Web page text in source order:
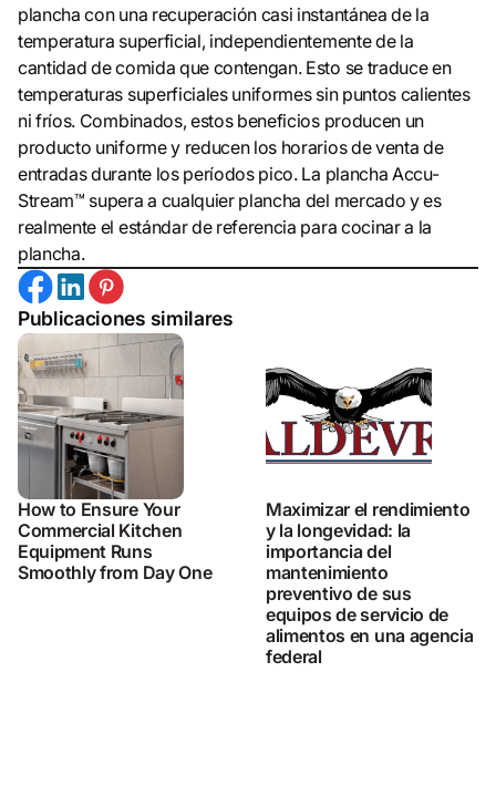
plancha con una recuperación casi instantánea de la
temperatura superficial, independientemente de la
cantidad de comida que contengan. Esto se traduce en
temperaturas superficiales uniformes sin puntos calientes
ni fríos. Combinados, estos beneficios producen un
producto uniforme y reducen los horarios de venta de
entradas durante los períodos pico. La plancha Accu-
Stream™ supera a cualquier plancha del mercado y es
realmente el estándar de referencia para cocinar a la
plancha.
Publicaciones similares
How to Ensure Your
Commercial Kitchen
Equipment Runs
Smoothly from Day One
Maximizar el rendimiento
y la longevidad: la
importancia del
mantenimiento
preventivo de sus
equipos de servicio de
alimentos en una agencia
federal